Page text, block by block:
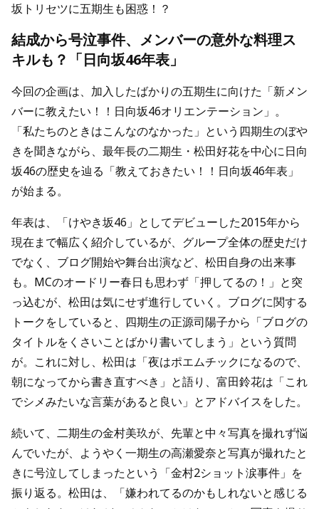
坂トリセツに五期生も困惑！？
結成から号泣事件、メンバーの意外な料理ス
キルも？「日向坂46年表」
今回の企画は、加入したばかりの五期生に向けた「新メン
バーに教えたい！！日向坂46オリエンテーション」。
「私たちのときはこんなのなかった」という四期生のぼや
きを聞きながら、最年長の二期生・松田好花を中心に日向
坂46の歴史を辿る「教えておきたい！！日向坂46年表」
が始まる。
年表は、「けやき坂46」としてデビューした2015年から
現在まで幅広く紹介しているが、グループ全体の歴史だけ
でなく、ブログ開始や舞台出演など、松田自身の出来事
も。MCのオードリー春日も思わず「押してるの！」と突
っ込むが、松田は気にせず進行していく。ブログに関する
トークをしていると、四期生の正源司陽子から「ブログの
タイトルをくさいことばかり書いてしまう」という質問
が。これに対し、松田は「夜はポエムチックになるので、
朝になってから書き直すべき」と語り、富田鈴花は「これ
でシメみたいな言葉があると良い」とアドバイスをした。
続いて、二期生の金村美玖が、先輩と中々写真を撮れず悩
んでいたが、ようやく一期生の高瀬愛奈と写真が撮れたと
きに号泣してしまったという「金村2ショット涙事件」を
振り返る。松田は、「嫌われてるのかもしれないと感じる